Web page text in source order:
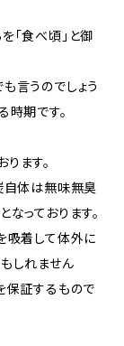
「食べ頃」と御
言うのでしょう
時期です。
ます。
自体は無味無臭
っております。
吸着して体外に
しれません
保証するもので